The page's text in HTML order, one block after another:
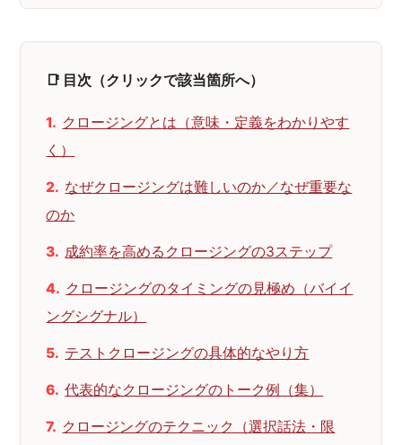
📑 目次（クリックで該当箇所へ）
クロージングとは（意味・定義をわかりやす
く）
なぜクロージングは難しいのか／なぜ重要な
のか
成約率を高めるクロージングの3ステップ
クロージングのタイミングの見極め（バイイ
ングシグナル）
テストクロージングの具体的なやり方
代表的なクロージングのトーク例（集）
クロージングのテクニック（選択話法・限